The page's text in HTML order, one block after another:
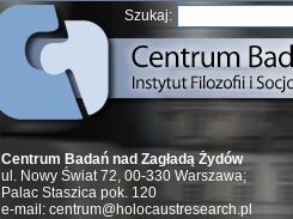
Szukaj:
Centrum Badań nad Zagładą Żydów
ul. Nowy Świat 72, 00-330 Warszawa;
Palac Staszica pok. 120
e-mail: centrum@holocaustresearch.pl